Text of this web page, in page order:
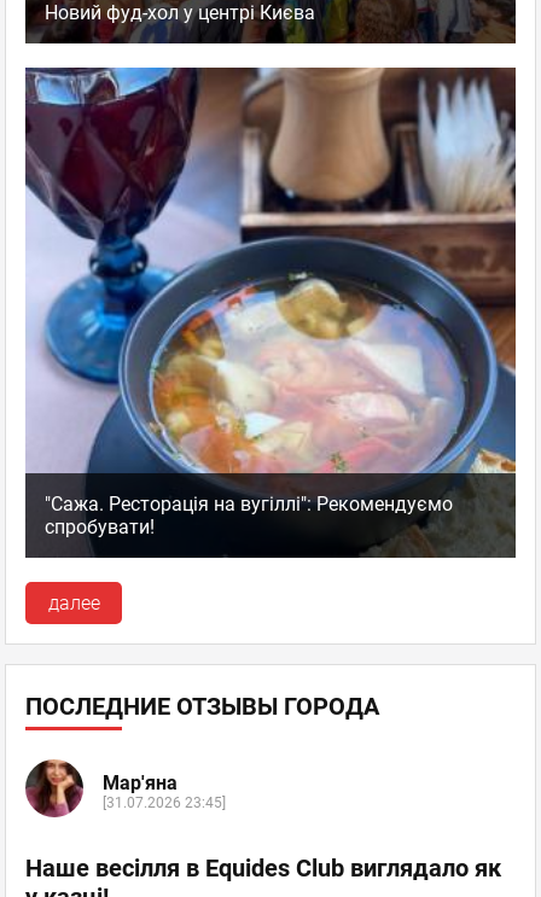
Новий фуд-хол у центрі Києва
"Сажа. Ресторація на вугіллі": Рекомендуємо
спробувати!
далее
ПОСЛЕДНИЕ ОТЗЫВЫ ГОРОДА
Мар'яна
[31.07.2026 23:45]
Наше весілля в Equides Club виглядало як